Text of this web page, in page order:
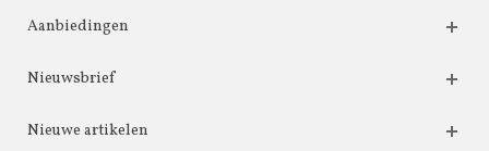
Aanbiedingen
Nieuwsbrief
Nieuwe artikelen